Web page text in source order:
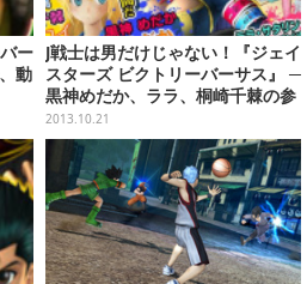
ー
動
J戦士は男だけじゃない！『ジェイ
スターズ ビクトリーバーサス』 ─
黒神めだか、ララ、桐崎千棘の参
戦決定
2013.10.21